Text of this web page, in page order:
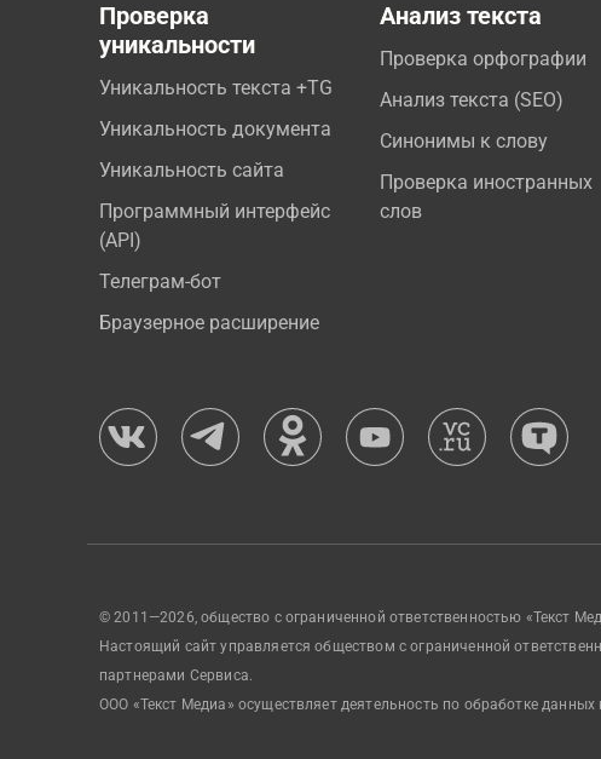
Проверка
уникальности
Уникальность текста +TG
Уникальность документа
Уникальность сайта
Программный интерфейс
(API)
Телеграм-бот
Браузерное расширение
Анализ текста
Проверка орфографии
Анализ текста (SEO)
Синонимы к слову
Проверка иностранных
слов
© 2011—2026, общество с ограниченной ответственностью «Текст
Настоящий сайт управляется обществом с ограниченной
партнерами Сервиса.
ООО «Текст Медиа» осуществляет деятельность по обработке